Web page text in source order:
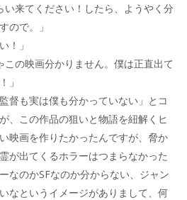
来てください！したら、ようやく分
ので。」
！」
の映画分かりません。僕は正直出て
」
督も実は僕も分かっていない」とコ
、この作品の狙いと物語を紐解くヒ
映画を作りたかったんですが、脅か
が出てくるホラーはつまらなかった
なのかSFなのか分からない、ジャン
なというイメージがありまして、何